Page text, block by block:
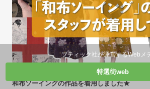
和布ソーイングの作品を着用しました★
ブティック社が運営するWebメ
特選街web